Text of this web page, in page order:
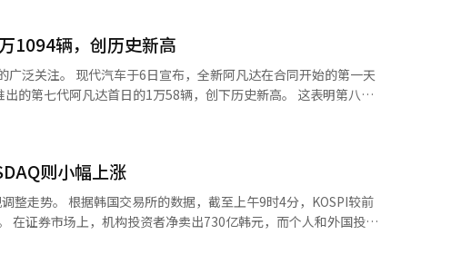
出：“随后，谷歌的250亿美元公司债发行和美联储理事丽莎·库
抛售，股市转为下跌。”※ 本报道经人工智能（AI）系统翻译与
（0.98%）、利诺工业（0.60%）、HLB（0.57%）、彩虹机器
）和元益IPS（-5.22%）则出现下跌。 代信证券研究
减弱，导致半导体行业大幅下跌，主导了指数的疲软。”他分析
）、三星物产（-4.46%）、三星生命（-3.57%）、现代汽
（-0.06%）等均出现下跌。相反，汉华航空航天（5.46%）、三
较前一交易日上涨2.29点
突破800点。 在KOSDAQ市场上，个人和机构
亿韩元。 KOSDAQ市值前列的股票大多呈
（0.88%）、HLB（0.57%）为代表的股票均上涨。相反，元益
情况
出侧卡。KOSDAQ在近期上涨的基础上，仍然相对坚挺，表现出
）系统翻译与编辑。
1094辆，创历史新高
泛关注。 现代汽车于6日宣布，全新阿凡达在合同开始的第一天
的第七代阿凡达首日的1万58辆，创下历史新高。 这表明第八代
、安全性、驾驶性能、便利性和数字配置等各方面的产品性价比
车中先进配置和差异化产品性的偏好增加。 在动力系统方面，
比例达到了27.5%，几乎是之前阿凡达（14.8%）的两倍。HEV
有车型提高10%以上。 现代汽车相关人士表示：“在电动化和软
高。”并表示：“全新阿凡达从基础配置开始就具备高产品性，并
方面，由于国内成品车市场油价高企，环保车型的偏好正在迅速
则小幅上涨
4分，KOSPI较前